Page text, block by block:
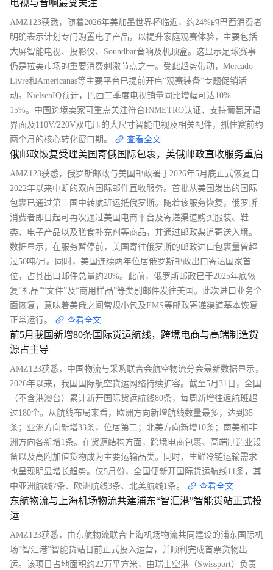
电视与音响最受关注
AMZ123获悉，随着2026年美加墨世界杯临近，约24%的巴西消费者
明确表示计划专门购置电子产品，以提升家庭观赛体验，主要包括
大屏智能电视、投影仪、Soundbar音响及机顶盒。这显示足球赛事
仍是拉美市场的重要消费刺激节点之一。受此趋势带动，Mercado
Livre和Americanas等主要平台已提前开启“观赛装备”专题促销活
动。NielsenIQ预计，巴西二季度电视销量同比增幅可达10%—
15%。中国跨境卖家可重点关注符合INMETRO认证、支持葡萄牙语
界面及110V/220V双电压的大尺寸智能电视及相关配件，抓住赛前约
两个月的核心转化窗口期。
查看全文
俄邮政恢复受理美国寄俄国际包裹，美俄邮政直收服务重启
AMZ123获悉，俄罗斯邮政与美国邮政署于2026年5月底正式恢复自
2022年以来中断的双向国际邮件直收服务。首批从美国发出的国际
包裹已通过第三国中转航班运抵俄罗斯。随着该服务恢复，俄罗斯
消费者即日起可再次通过美国电商平台及寄递渠道购买服装、鞋
类、电子产品以及膳食补充剂等商品，并通过邮政渠道寄送入境。
数据显示，在服务暂停前，美国寄往俄罗斯的邮政进口包裹量曾超
过50吨/月。同时，美国连续两年位居俄罗斯邮政出口寄达国家首
位，占其出口邮件总量约20%。此前，俄罗斯邮政已于2025年底恢
复“礼品”“文件”及“商用样品”等类别邮件发往美国。此次进口业务全
面恢复，意味着美俄之间常规小包及EMS等邮政寄递渠道基本恢复
正常运行。
查看全文
前5月我国新增80条国际货运航线，跨境电商与高端制造货
源占主导
AMZ123获悉，中国物流与采购联合会航空物流分会最新数据显示，
2026年以来，我国国际航空货运网络持续扩容。截至5月31日，全国
（不含港澳台）累计新开国际货运航线80条，每周新增往返航班超
过180个。从航线布局来看，欧洲方向新增航线数量最多，达到35
条；亚洲方向新增33条，位居第二；北美方向新增10条；南美和非
洲方向各新增1条。在货源结构方面，跨境电商包裹、高端制造业设
备以及高附加值货物成为主要运输品类。同时，生鲜冷链运输需求
也呈现明显增长趋势。仅5月份，全国便新开国际货运航线11条，其
中亚洲航线7条、欧洲航线3条、北美航线1条。
查看全文
东航物流与上海机场物流共建浦东“智汇港”智能货站正式投
运
AMZ123获悉，由东航物流联合上海机场物流共同建设的浦东国际机
场“智汇港”智能货站日前正式投入运营，并顺利完成首票货物出
运。该项目占地面积约22万平方米，由瑞士空港（Swissport）负责